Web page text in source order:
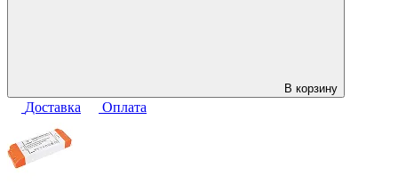
В корзину
Доставка Оплата